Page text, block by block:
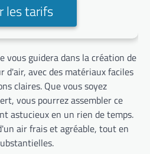
les tarifs
vous guidera dans la création de
d'air, avec des matériaux faciles
claires. Que vous soyez
vous pourrez assembler ce
astucieux en un rien de temps.
air frais et agréable, tout en